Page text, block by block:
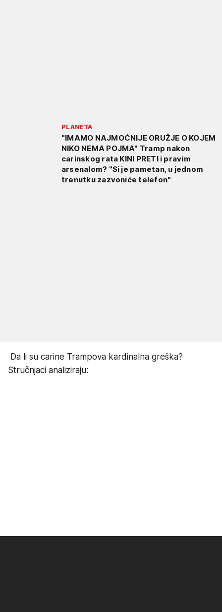
PLANETA
"IMAMO NAJMOĆNIJE ORUŽJE O KOJEM
NIKO NEMA POJMA" Tramp nakon
carinskog rata KINI PRETI i pravim
arsenalom? "Si je pametan, u jednom
trenutku zazvoniće telefon"
Da li su carine Trampova kardinalna greška?
Stručnjaci analiziraju: